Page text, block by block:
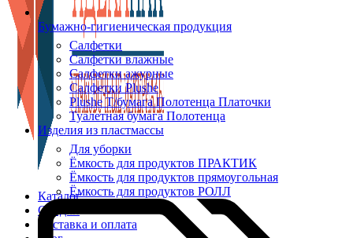
Каталог
Скидки
Доставка и оплата
Бумажно-гигиеническая продукция
Салфетки
Салфетки влажные
Салфетки ажурные
Салфетки Plushe
Plushe Т/бумага Полотенца Платочки
Туалетная бумага Полотенца
Изделия из пластмассы
Для уборки
Ёмкость для продуктов ПРАКТИК
Ёмкость для продуктов прямоугольная
Ёмкость для продуктов РОЛЛ